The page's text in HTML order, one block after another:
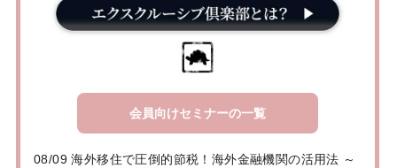
会員向けセミナーの一覧
08/09 海外移住で圧倒的節税！海外金融機関の活用法 ～